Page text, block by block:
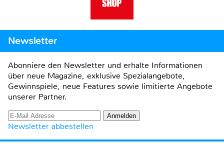
Newsletter
Abonniere den Newsletter und erhalte Informationen
über neue Magazine, exklusive Spezialangebote,
Gewinnspiele, neue Features sowie limitierte Angebote
unserer Partner.
Newsletter abbestellen